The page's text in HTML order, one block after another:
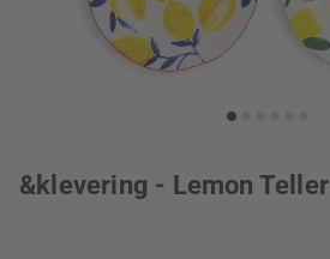
&klevering - Lemon Teller